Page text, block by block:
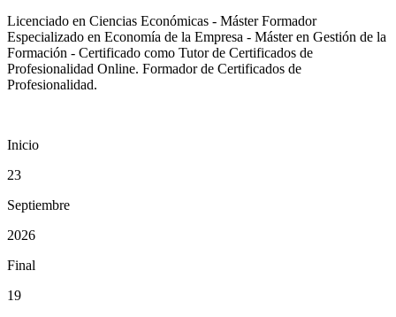
Licenciado en Ciencias Económicas - Máster Formador
Especializado en Economía de la Empresa - Máster en Gestión de la
Formación - Certificado como Tutor de Certificados de
Profesionalidad Online. Formador de Certificados de
Profesionalidad.
Inicio
23
Septiembre
2026
Final
19